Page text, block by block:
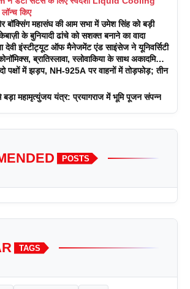
किए
बॉक्सिंग महासंघ की आम सभा में उमेश सिंह को बड़ी
के बुनियादी ढांचे को सशक्त बनाने का वादा
देवी इंस्टीट्यूट ऑफ मैनेजमेंट एंड साइंसेज ने यूनिवर्सिटी
ब्रातिस्लावा, स्लोवाकिया के साथ अकादमिक
रणनीतियों पर एक दिवसीय कार्यशाला का
दो पक्षों में झड़प, NH-925A पर वाहनों में तोड़फोड़; तीन
बड़ा महामृत्युंजय यंत्र: प्रयागराज में भूमि पूजन संपन्न
POSTS
TAGS